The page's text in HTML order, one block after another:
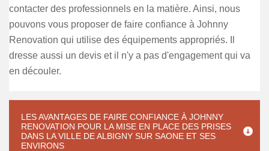
contacter des professionnels en la matière. Ainsi, nous
pouvons vous proposer de faire confiance à Johnny
Renovation qui utilise des équipements appropriés. Il
dresse aussi un devis et il n'y a pas d'engagement qui va
en découler.
LES AVANTAGES DE FAIRE CONFIANCE À JOHNNY
RENOVATION POUR LA MISE EN PLACE DES PRISES
DANS LA VILLE DE ALBIGNY SUR SAONE ET SES
ENVIRONS